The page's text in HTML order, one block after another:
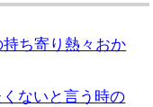
ち寄り熱々おか
ないと言う時の